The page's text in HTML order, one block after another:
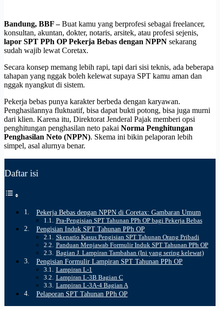
Bandung, BBF –Buat kamu yang berprofesi sebagai freelancer,
konsultan, akuntan, dokter, notaris, arsitek, atau profesi sejenis,
lapor SPT PPh OP Pekerja Bebas dengan NPPN sekarang
sudah wajib lewat Coretax.
Secara konsep memang lebih rapi, tapi dari sisi teknis, ada beberapa
tahapan yang nggak boleh kelewat supaya SPT kamu aman dan
nggak nyangkut di sistem.
Pekerja bebas punya karakter berbeda dengan karyawan.
Penghasilannya fluktuatif, bisa dapat bukti potong, bisa juga murni
dari klien. Karena itu, Direktorat Jenderal Pajak memberi opsi
penghitungan penghasilan neto pakai Norma Penghitungan
Penghasilan Neto (NPPN). Skema ini bikin pelaporan lebih
simpel, asal alurnya benar.
Daftar isi
Pekerja Bebas dengan NPPN di Coretax: Gambaran Umum
Pra-Pengisian SPT Tahunan PPh OP bagi Pekerja Bebas
Pengisian Induk SPT Tahunan PPh OP
Skenario Kasus Pengisian SPT Tahunan Orang Pribadi
Panduan Menjawab Formulir Induk SPT Tahunan PPh OP
Bagian J. Lampiran Tambahan (Ini yang sering kelewat)
Pengisian Formulir Lampiran SPT Tahunan PPh OP
Lampiran L-1
Lampiran L-3B Bagian C
Lampiran L-3A-4 Bagian A
Pelaporan SPT Tahunan PPh OP